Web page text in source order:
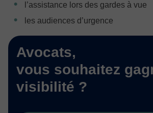
l’assistance lors des gardes à vue
les audiences d’urgence
Avocats,
vous souhaitez
visibilité ?